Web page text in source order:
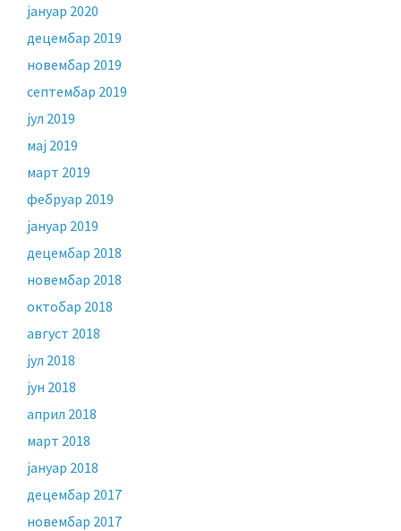
јануар 2020
децембар 2019
новембар 2019
септембар 2019
јул 2019
мај 2019
март 2019
фебруар 2019
јануар 2019
децембар 2018
новембар 2018
октобар 2018
август 2018
јул 2018
јун 2018
април 2018
март 2018
јануар 2018
децембар 2017
новембар 2017